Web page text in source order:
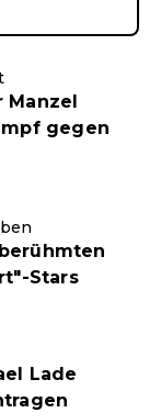
gegen
Stars
Lade